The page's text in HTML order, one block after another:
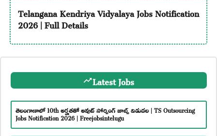
Telangana Kendriya Vidyalaya Jobs Notification
2026 | Full Details
Latest Jobs
తెలంగాణాలో 10th అర్హతతో అవుట్ సోర్సింగ్ జాబ్స్ విడుదల | TS Outsourcing
Jobs Notification 2026 | Freejobsintelugu